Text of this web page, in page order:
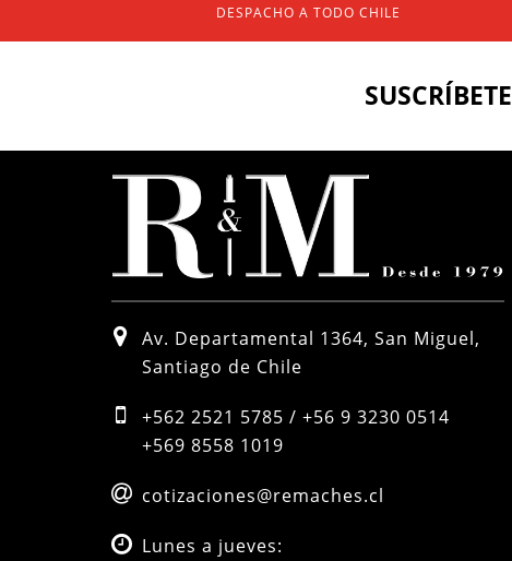
DESPACHO A TODO CHILE
SUSCRÍBETE
Av. Departamental 1364, San Miguel,
Santiago de Chile
+562 2521 5785 / +56 9 3230 0514
+569 8558 1019
cotizaciones@remaches.cl
Lunes a jueves: